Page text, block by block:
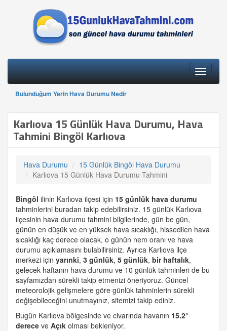
Toggle
Bulunduğum Yerin Hava Durumu Nedir
Karlıova 15 Günlük Hava Durumu, Hava
Tahmini Bingöl Karlıova
Hava Durumu
15 Günlük Bingöl Hava Durumu
Karlıova 15 Günlük Hava Durumu Tahmini
Bingöl ilinin Karlıova ilçesi için 15 günlük hava durumu
tahminlerini buradan takip edebilirsiniz. 15 günlük Karlıova
ilçesinin hava durumu tahmini bilgilerinde, gün be gün,
günün en düşük ve en yüksek hava sıcaklığı, hissedilen hava
sıcaklığı kaç derece olacak, o günün nem oranı ve hava
durumu açıklamasını bulabilirsiniz. Ayrıca Karlıova ilçe
merkezi için yarınki, 3 günlük, 5 günlük, bir haftalık,
gelecek haftanın hava durumu ve 10 günlük tahminleri de bu
sayfamızdan sürekli takip etmenizi öneriyoruz. Güncel
meteorolojik gelişmelere göre günlük tahminlerin sürekli
değişebileceğini unutmayınız, sitemizi takip ediniz.
Bugün Karlıova bölgesinde ve civarında havanın 15.2°
derece ve Açık olması bekleniyor.